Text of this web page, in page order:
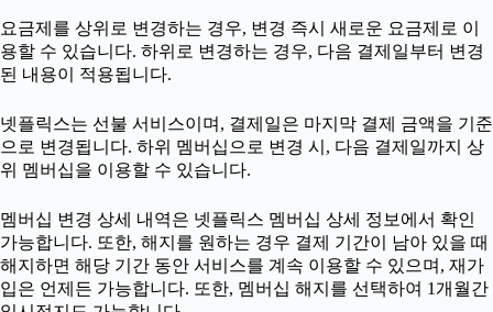
요금제를 상위로 변경하는 경우, 변경 즉시 새로운 요금제로 이
용할 수 있습니다. 하위로 변경하는 경우, 다음 결제일부터 변경
된 내용이 적용됩니다.
넷플릭스는 선불 서비스이며, 결제일은 마지막 결제 금액을 기준
으로 변경됩니다. 하위 멤버십으로 변경 시, 다음 결제일까지 상
위 멤버십을 이용할 수 있습니다.
멤버십 변경 상세 내역은 넷플릭스 멤버십 상세 정보에서 확인
가능합니다. 또한, 해지를 원하는 경우 결제 기간이 남아 있을 때
해지하면 해당 기간 동안 서비스를 계속 이용할 수 있으며, 재가
입은 언제든 가능합니다. 또한, 멤버십 해지를 선택하여 1개월간